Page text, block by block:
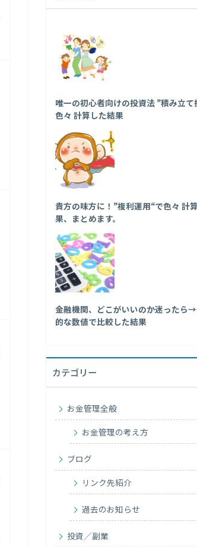
唯一の初心者向けの投資法 ”積み立て
色々 計算した結果
貴方の味方に！”複利運用“で色々 計
果、まとめます。
金融機関、どこがいいのか迷った
的な数値で比較した結果
カテゴリー
お金管理全般
お金管理の考え方
ブログ
リンク先紹介
過去のお知らせ
投資／副業